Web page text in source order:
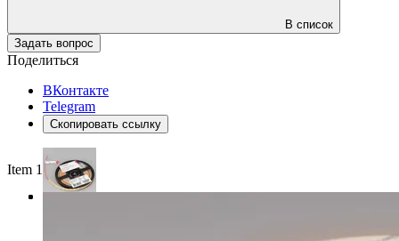
В список
Задать вопрос
Поделиться
ВКонтакте
Telegram
Скопировать ссылку
Item 1 of 3